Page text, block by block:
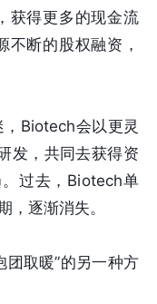
获得更多的现金流
不断的股权融资，
Biotech会以更灵
发，共同去获得资
过去，Biotech单
，逐渐消失。
团取暖”的另一种方